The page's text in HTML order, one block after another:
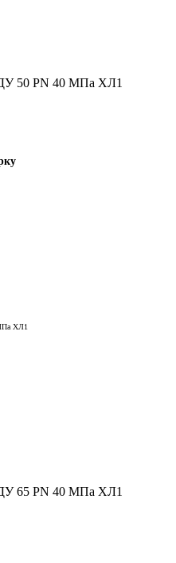
50 РN 40 МПа ХЛ1
65 РN 40 МПа ХЛ1